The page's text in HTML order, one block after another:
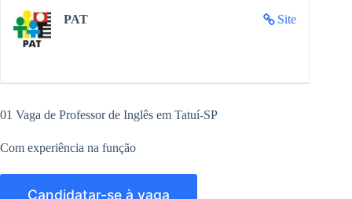
Site
PAT
01 Vaga de Professor de Inglês em Tatuí-SP
Com experiência na função